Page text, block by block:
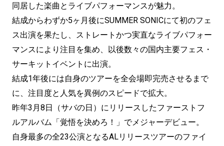
同居した楽曲とライブパフォーマンスが魅力。
結成からわずか5ヶ月後にSUMMER SONICにて初のフェ
ス出演を果たし、ストレートかつ実直なライブパフォー
マンスにより注目を集め、以後数々の国内主要フェス・
サーキットイベントに出演。
結成1年後には自身のツアーを全会場即完売させるまで
に、注目度と人気を異例のスピードで拡大。
昨年3月8日（サバの日）にリリースしたファーストフ
ルアルバム「覚悟を決めろ！」でメジャーデビュー。
自身最多の全23公演となるALリリースツアーのファイ